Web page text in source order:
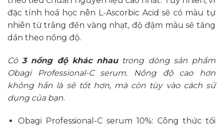
đặc tính hoá học nên L-Ascorbic Acid sẽ có màu tự
nhiên từ trắng đến vàng nhạt, độ đậm màu sẽ tăng
dần theo nồng độ.
Có3 nồng độ khác nhautrong dòng sản phẩm
Obagi Professional-C serum. Nồng độ cao hơn
không hẳn là sẽ tốt hơn, mà còn tùy vào cách sử
dụng của bạn.
Obagi Professional-C serum 10%: Công thức tối